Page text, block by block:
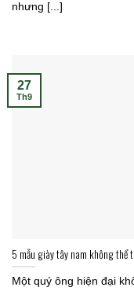
nhưng [...]
5 mẫu giày tây nam không thể
Một quý ông hiện đại
27
Th9